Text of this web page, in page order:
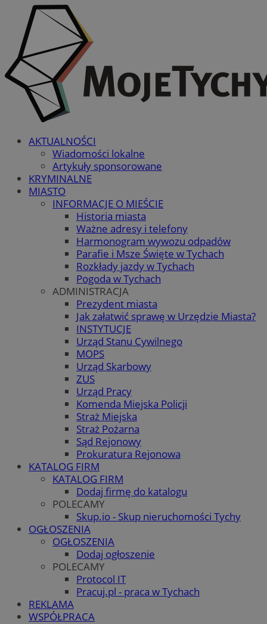
AKTUALNOŚCI
Wiadomości lokalne
Artykuły sponsorowane
KRYMINALNE
MIASTO
INFORMACJE O MIEŚCIE
Historia miasta
Ważne adresy i telefony
Harmonogram wywozu odpadów
Parafie i Msze Święte w Tychach
Rozkłady jazdy w Tychach
Pogoda w Tychach
ADMINISTRACJA
Prezydent miasta
Jak załatwić sprawę w Urzędzie Miasta?
INSTYTUCJE
Urząd Stanu Cywilnego
MOPS
Urząd Skarbowy
ZUS
Urząd Pracy
Komenda Miejska Policji
Straż Miejska
Straż Pożarna
Sąd Rejonowy
Prokuratura Rejonowa
KATALOG FIRM
KATALOG FIRM
Dodaj firmę do katalogu
POLECAMY
Skup.io - Skup nieruchomości Tychy
OGŁOSZENIA
OGŁOSZENIA
Dodaj ogłoszenie
POLECAMY
Protocol IT
Pracuj.pl - praca w Tychach
REKLAMA
WSPÓŁPRACA